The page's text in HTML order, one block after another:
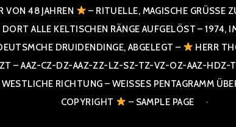
VON 48 JAHREN
– RITUELLE, MAGISCHE GRÜSSE
ALLE KELTISCHEN RÄNGE AUFGELÖST – 1974, IM
DRUIDENDINGE, ABGELEGT –
HERR
– AAZ-CZ-DZ-AAZ-ZZ-LZ-SZ-TZ-VZ-OZ-AAZ-HDZ-TZ-
RICHTUNG – WEISSES PENTAGRAMM
PYRIGHT
– SAMPLE PAGE